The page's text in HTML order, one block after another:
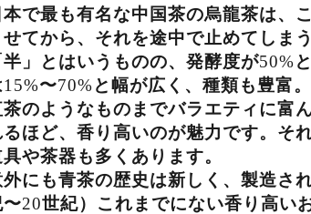
本で最も有名な中国茶の烏龍茶は、
てから、それを途中で止めてしま
半」とはいうものの、発酵度が50%
15%〜70%と幅が広く、種類も豊富
茶のようなものまでバラエティに富
るほど、香り高いのが魅力です。そ
や茶器も多くあります。
外にも青茶の歴史は新しく、製造さ
20世紀）これまでにない香り高い